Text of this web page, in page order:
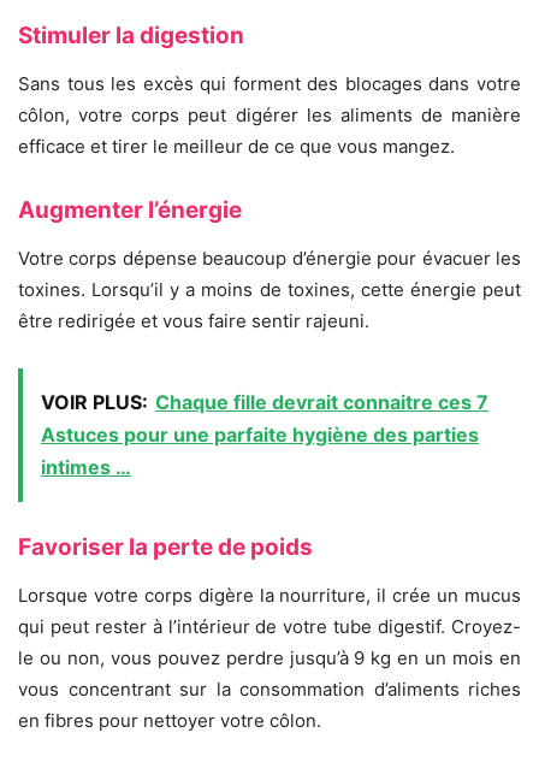
Stimuler la digestion
Sans tous les excès qui forment des blocages dans votre
côlon, votre corps peut digérer les aliments de manière
efficace et tirer le meilleur de ce que vous mangez.
Augmenter l’énergie
Votre corps dépense beaucoup d’énergie pour évacuer les
toxines. Lorsqu’il y a moins de toxines, cette énergie peut
être redirigée et vous faire sentir rajeuni.
VOIR PLUS: Chaque fille devrait connaitre ces 7
Astuces pour une parfaite hygiène des parties
intimes …
Favoriser la perte de poids
Lorsque votre corps digère la nourriture, il crée un mucus
qui peut rester à l’intérieur de votre tube digestif. Croyez-
le ou non, vous pouvez perdre jusqu’à 9 kg en un mois en
vous concentrant sur ​​la consommation d’aliments riches
en fibres pour nettoyer votre côlon.